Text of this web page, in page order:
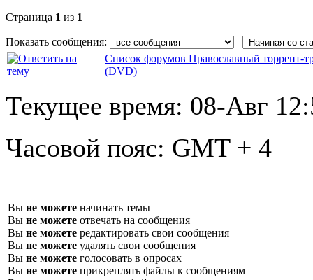
Страница 1 из 1
Показать сообщения:
Список форумов Православный торрент-
(DVD)
Текущее время: 08-Авг
Часовой пояс: GMT + 4
Вы не можете начинать темы
Вы не можете отвечать на сообщения
Вы не можете редактировать свои сообщения
Вы не можете удалять свои сообщения
Вы не можете голосовать в опросах
Вы не можете прикреплять файлы к сообщениям